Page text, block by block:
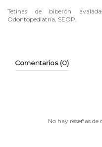
Tetinas de biberón
Odontopediatría, SEOP.
Comentarios (0)
No hay reseñas